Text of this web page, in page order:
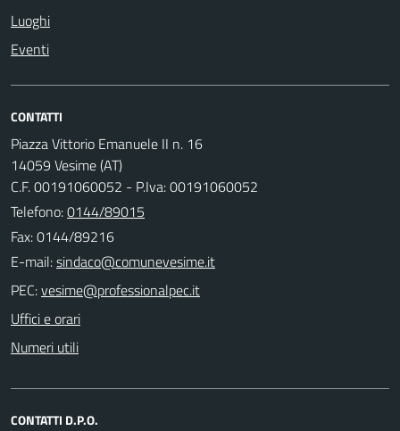
Luoghi
Eventi
CONTATTI
Piazza Vittorio Emanuele II n. 16
14059 Vesime (AT)
C.F. 00191060052 - P.Iva: 00191060052
Telefono:0144/89015
Fax: 0144/89216
E-mail:
PEC:
Uffici e orari
Numeri utili
CONTATTI D.P.O.